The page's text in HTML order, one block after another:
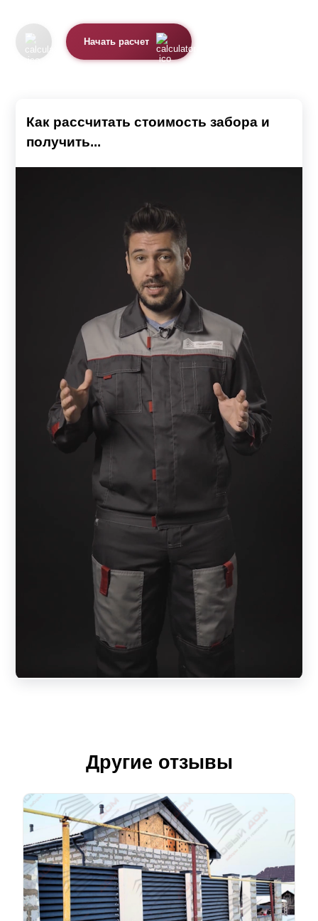
Начать расчет
Как рассчитать стоимость забора и
получить...
Другие отзывы